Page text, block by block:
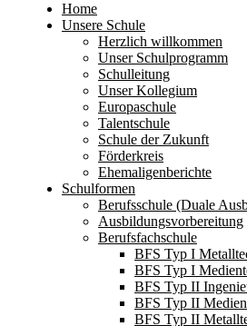
Home
Unsere Schule
Herzlich willkommen
Unser Schulprogramm
Schulleitung
Unser Kollegium
Europaschule
Talentschule
Schule der Zukunft
Förderkreis
Ehemaligenberichte
Schulformen
Berufsschule (Duale
Ausbildungsvorbereitung
Berufsfachschule
BFS Typ I
BFS Typ I
BFS Typ II
BFS Typ II
BFS Typ II